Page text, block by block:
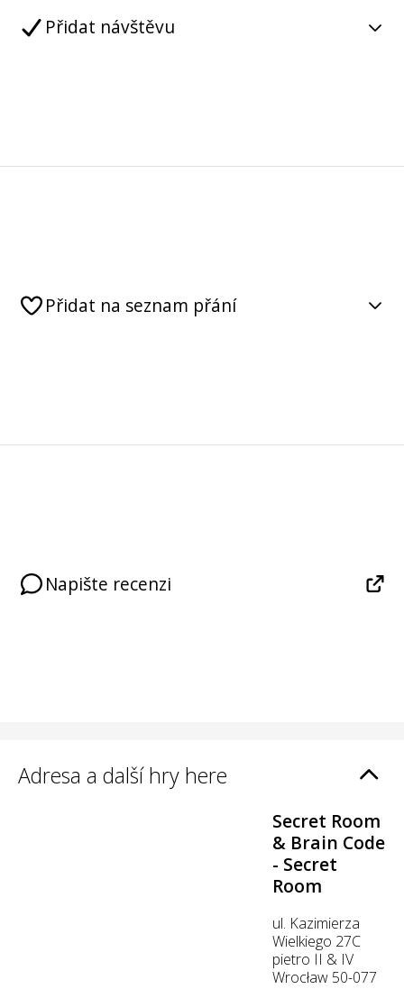
Přidat návštěvu
Přidat na seznam přání
Napište recenzi
Adresa a další hry here
Secret Room
& Brain Code
- Secret
Room
ul. Kazimierza
Wielkiego 27C
pietro II & IV
Wrocław 50-077